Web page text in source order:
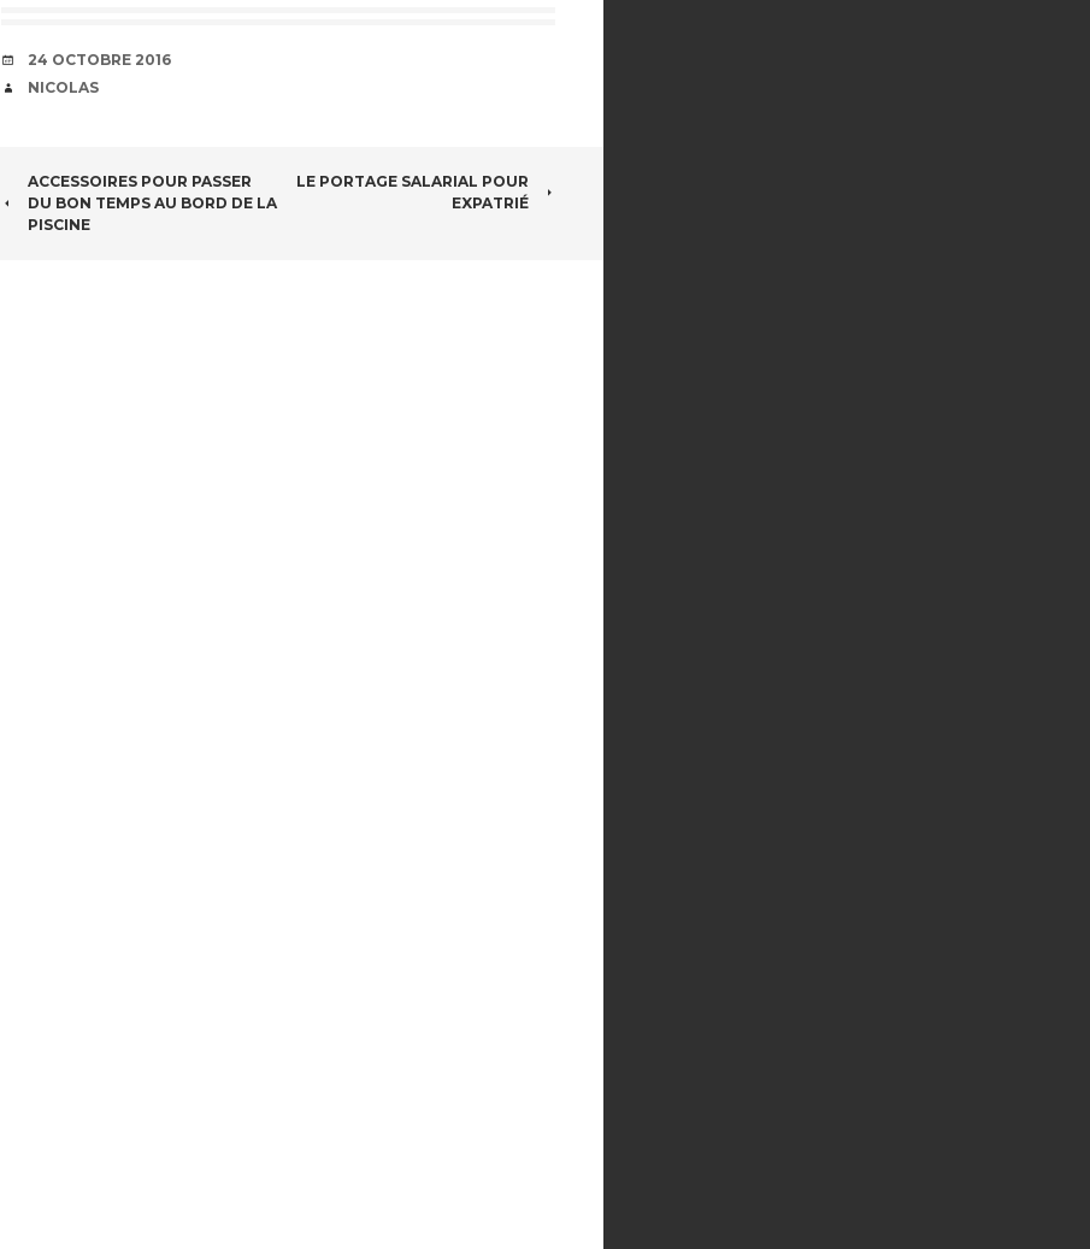
DATE
24 OCTOBRE 2016
AUTEUR
NICOLAS
NAVIGATION
DES
ACCESSOIRES POUR PASSER
DU BON TEMPS AU BORD DE LA
PISCINE
LE PORTAGE SALARIAL POUR
EXPATRIÉ